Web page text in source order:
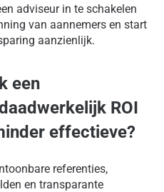
adviseur in te schakelen
van aannemers en start
aanzienlijk.
een
ROI
effectieve?
referenties,
en transparante